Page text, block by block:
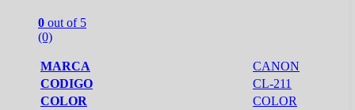
0 out of 5
(0)
MARCA
CANON
CODIGO
CL-211
COLOR
COLOR